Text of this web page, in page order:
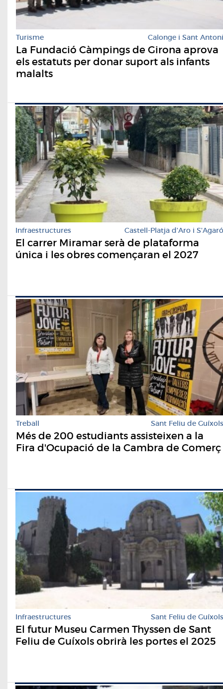
Turisme Calonge i Sant Antoni
La Fundació Càmpings de Girona aprova
els estatuts per donar suport als infants
malalts
Infraestructures Castell-Platja d'Aro i S'Agaró
El carrer Miramar serà de plataforma
única i les obres començaran el 2027
Treball Sant Feliu de Guíxols
Més de 200 estudiants assisteixen a la
Fira d'Ocupació de la Cambra de Comerç
Infraestructures Sant Feliu de Guíxols
El futur Museu Carmen Thyssen de Sant
Feliu de Guíxols obrirà les portes el 2025